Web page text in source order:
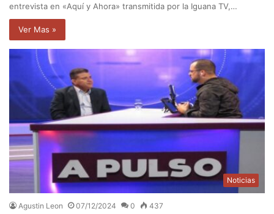
entrevista en «Aquí y Ahora» transmitida por la Iguana TV,…
Ver Mas »
Noticias
Agustin Leon 07/12/2024 0 437